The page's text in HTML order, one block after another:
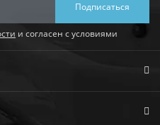
Подписаться
и согласен с условиями